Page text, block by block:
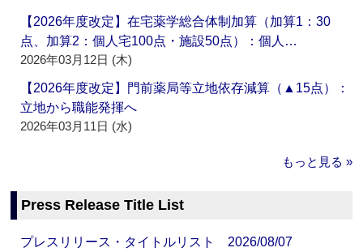
【2026年度改定】在宅薬学総合体制加算（加算1：30
点、加算2：個人宅100点・施設50点）：個人…
2026年03月12日 (木)
【2026年度改定】門前薬局等立地依存減算（▲15点）：
立地から職能発揮へ
2026年03月11日 (水)
もっと見る »
Press Release Title List
プレスリリース・タイトルリスト 2026/08/07